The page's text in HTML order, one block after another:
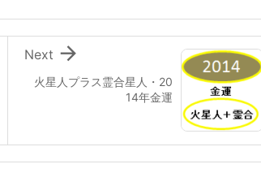
火星人プラス霊合星人・20
14年金運

Next